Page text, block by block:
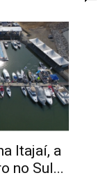
Itajaí, a
no Sul...